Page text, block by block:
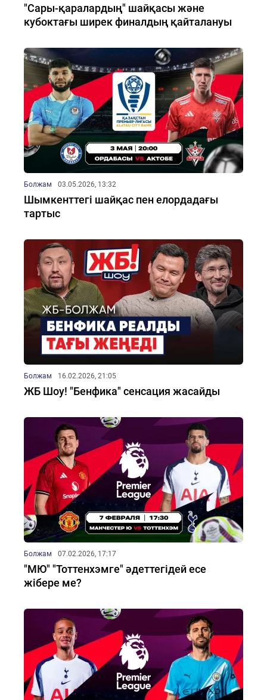
"Сары-қаралардың" шайқасы және
кубоктағы ширек финалдың қайталануы
Болжам 03.05.2026, 13:32
Шымкенттегі шайқас пен елордадағы
тартыс
Болжам 16.02.2026, 21:05
ЖБ Шоу! "Бенфика" сенсация жасайды
Болжам 07.02.2026, 17:17
"МЮ" "Тоттенхэмге" әдеттегідей есе
жібере ме?